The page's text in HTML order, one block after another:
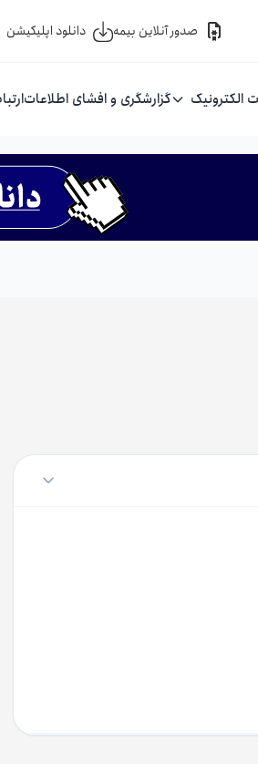
صدور آنلاین بیمه دانلود اپلیکیشن
الکترونیک گزارشگری و افشای اطلاعات